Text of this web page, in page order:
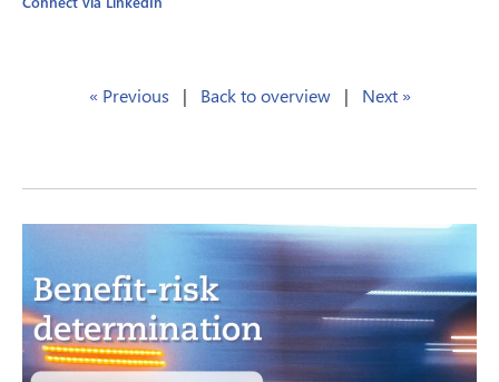
« Previous | Back to overview | Next »